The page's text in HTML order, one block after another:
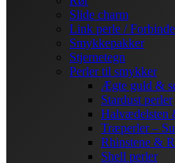
Slide charm
Link perle /
Smykkepakker
Stjernetegn
Perler til smykker
Ægte guld &
Stardust perler
Halvædelsten
Træperler –
Rhinstene &
Shell perler